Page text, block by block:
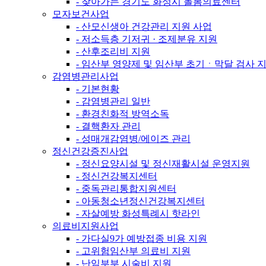
모자보건사업
- 산모신생아 건강관리 지원 사업
- 저소득층 기저귀 · 조제분유 지원
- 산후조리비 지원
- 임산부 영양제 및 임산부 초기ㆍ막달 검사
감염병관리사업
- 기본현황
- 감염병관리 일반
- 환경친화적 방역소독
- 결핵환자 관리
- 성매개감염병/에이즈 관리
정신건강증진사업
- 정신요양시설 및 정신재활시설 운영지원
- 정신건강복지센터
- 중독관리통합지원센터
- 아동청소년정신건강복지센터
- 자살예방 화성특례시 핫라인
의료비지원사업
- 가다실9가 예방접종 비용 지원
- 고위험임산부 의료비 지원
- 난임부부 시술비 지원